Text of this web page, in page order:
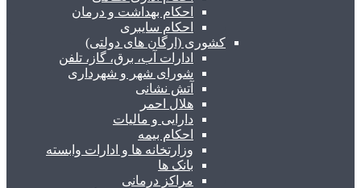
احکام بهداشت و درمان
احکام سایبری
کشوری (ارگان های دولتی)
ادارات آب، برق، گاز، تلفن
شورای شهر و شهرداری
آتش نشانی
هلال احمر
دارایی و مالیات
احکام بیمه
وزارتخانه ها و ادارات وابسته
بانک ها
مراکز درمانی